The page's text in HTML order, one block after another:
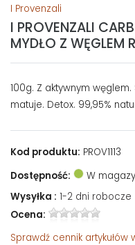
I Provenzali
I PROVENZALI
MYDŁO Z WĘGLEM
100g. Z aktywnym węglem.
matuje. Detox. 99,95%
Kod produktu: PROV1113
Dostępność:
W
Wysyłka : 1-2 dni robocze
Ocena:
Sprawdź cennik artykułów